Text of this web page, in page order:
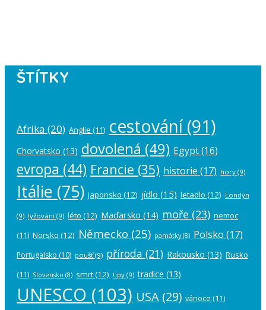
ŠTÍTKY
Afrika (20) Anglie (11) cestování(91)
Chorvatsko (13) dovolená (49) Egypt(16)
evropa (44) Francie (35) historie (17) hory (9)
Itálie (75) japonsko (12) jídlo (15) letadlo (12) Londýn
(9) lyžování (9) léto (12) Maďarsko (14) moře (23) nemoc
(11) Norsko (12) Německo (25) památky(8) Polsko (17)
Portugalsko (10) poušť(9) příroda (21) Rakousko (13) Rusko
(11) Slovensko (8) smrt(12) tipy (9) tradice (13)
UNESCO (103) USA (29) vánoce (11)